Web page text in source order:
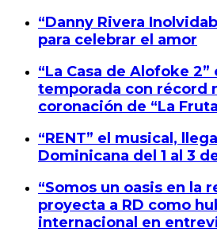
“Danny Rivera
para celebrar el amor
“La Casa de Alofoke 2”
temporada con récord
coronación de “La
“RENT” el musical,
Dominicana del 1 al 3
“Somos un oasis en la
proyecta a RD como
internacional en